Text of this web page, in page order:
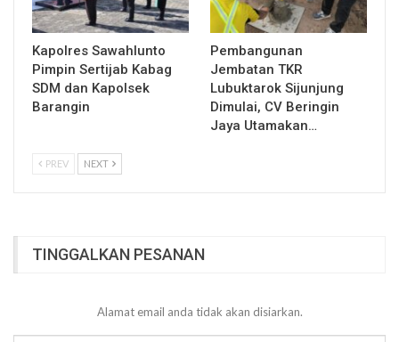
Kapolres Sawahlunto
Pimpin Sertijab Kabag
SDM dan Kapolsek
Barangin
Pembangunan
Jembatan TKR
Lubuktarok Sijunjung
Dimulai, CV Beringin
Jaya Utamakan…
PREV NEXT
TINGGALKAN PESANAN
Alamat email anda tidak akan disiarkan.